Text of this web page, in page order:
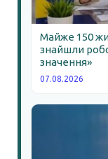
Майже 150
знайшли
значення»
07.08.2026